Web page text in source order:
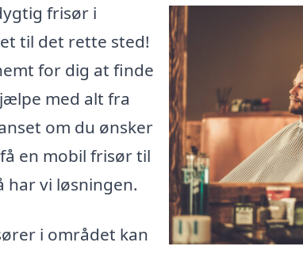
frisør i
til det rette sted!
for dig at finde
med alt fra
om du ønsker
en mobil frisør til
har vi løsningen.
i området kan